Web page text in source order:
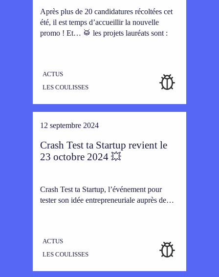
Après plus de 20 candidatures récoltées cet
été, il est temps d’accueillir la nouvelle
promo ! Et… 🥁 les projets lauréats sont :
ACTUS
LES COULISSES
12 septembre 2024
Crash Test ta Startup revient le
23 octobre 2024 💥
Crash Test ta Startup, l’événement pour
tester son idée entrepreneuriale auprès de…
ACTUS
LES COULISSES